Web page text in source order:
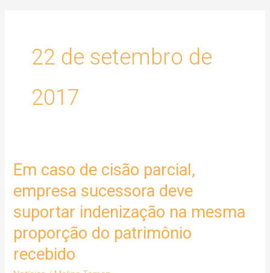
22 de setembro de
2017
Em caso de cisão parcial,
empresa sucessora deve
suportar indenização na mesma
proporção do patrimônio
recebido
Em
de
cisão
parcial,
empresa